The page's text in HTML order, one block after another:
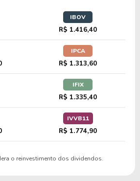
16,91%
18,30%
IBOV
R$ 1.416,40
IPCA
R$ 1.313,60
IFIX
R$ 1.335,40
IVVB11
R$ 1.774,90
o reinvestimento dos dividendos.